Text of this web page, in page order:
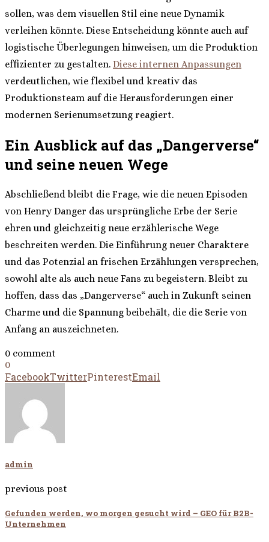
sollen, was dem visuellen Stil eine neue Dynamik
verleihen könnte. Diese Entscheidung könnte auch auf
logistische Überlegungen hinweisen, um die Produktion
effizienter zu gestalten. Diese internen Anpassungen
verdeutlichen, wie flexibel und kreativ das
Produktionsteam auf die Herausforderungen einer
modernen Serienumsetzung reagiert.
Ein Ausblick auf das „Dangerverse“
und seine neuen Wege
Abschließend bleibt die Frage, wie die neuen Episoden
von Henry Danger das ursprüngliche Erbe der Serie
ehren und gleichzeitig neue erzählerische Wege
beschreiten werden. Die Einführung neuer Charaktere
und das Potenzial an frischen Erzählungen versprechen,
sowohl alte als auch neue Fans zu begeistern. Bleibt zu
hoffen, dass das „Dangerverse“ auch in Zukunft seinen
Charme und die Spannung beibehält, die die Serie von
Anfang an auszeichneten.
0 comment
0
FacebookTwitterPinterestEmail
admin
previous post
Gefunden werden, wo morgen gesucht wird – GEO für B2B-
Unternehmen